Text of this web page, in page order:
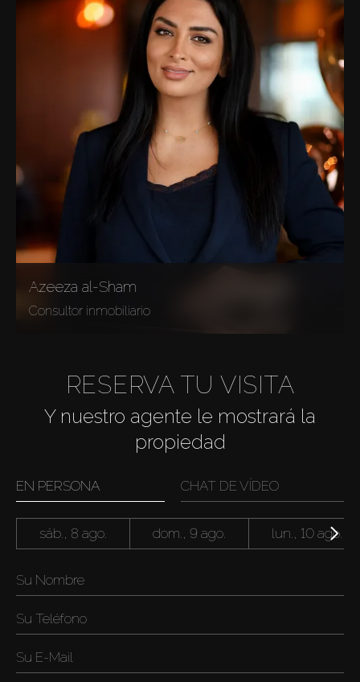
Azeeza al-Sham
Consultor inmobiliario
RESERVA TU VISITA
Y nuestro agente le mostrará la
propiedad
EN PERSONA CHAT DE VÍDEO
sáb., 8 ago. dom., 9 ago. lun., 10 ago.